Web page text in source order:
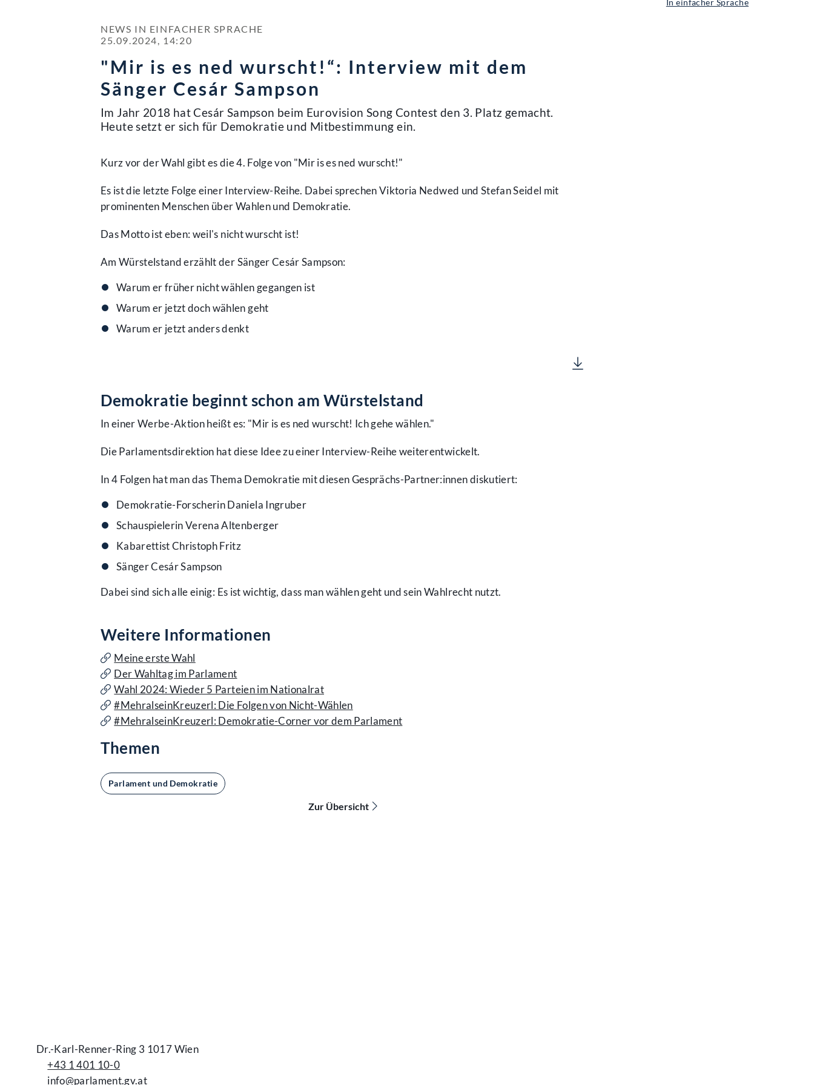
In einfacher Sprache
NEWS IN EINFACHER SPRACHE
25.09.2024, 14:20
"Mir is es ned wurscht!“: Interview mit dem
Sänger Cesár Sampson
Im Jahr 2018 hat Cesár Sampson beim Eurovision Song Contest den 3. Platz gemacht.
Heute setzt er sich für Demokratie und Mitbestimmung ein.
Kurz vor der Wahl gibt es die 4. Folge von "Mir is es ned wurscht!"
Es ist die letzte Folge einer Interview-Reihe. Dabei sprechen Viktoria Nedwed und Stefan Seidel mit
prominenten Menschen über Wahlen und Demokratie.
Das Motto ist eben: weil's nicht wurscht ist!
Am Würstelstand erzählt der Sänger Cesár Sampson:
Warum er früher nicht wählen gegangen ist
Warum er jetzt doch wählen geht
Warum er jetzt anders denkt
Demokratie beginnt schon am Würstelstand
In einer Werbe-Aktion heißt es: "Mir is es ned wurscht! Ich gehe wählen."
Die Parlamentsdirektion hat diese Idee zu einer Interview-Reihe weiterentwickelt.
In 4 Folgen hat man das Thema Demokratie mit diesen Gesprächs-Partner:innen diskutiert:
Demokratie-Forscherin Daniela Ingruber
Schauspielerin Verena Altenberger
Kabarettist Christoph Fritz
Sänger Cesár Sampson
Dabei sind sich alle einig: Es ist wichtig, dass man wählen geht und sein Wahlrecht nutzt.
Weitere Informationen
Meine erste Wahl
Der Wahltag im Parlament
Wahl 2024: Wieder 5 Parteien im Nationalrat
#MehralseinKreuzerl: Die Folgen von Nicht-Wählen
#MehralseinKreuzerl: Demokratie-Corner vor dem Parlament
Themen
Parlament und Demokratie
Zur Übersicht
Dr.-Karl-Renner-Ring 3 1017 Wien
+43 1 401 10-0
info@parlament.gv.at